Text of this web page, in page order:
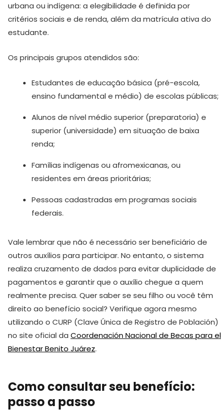
urbana ou indígena: a elegibilidade é definida por
critérios sociais e de renda, além da matrícula ativa do
estudante.
Os principais grupos atendidos são:
Estudantes de educação básica (pré-escola,
ensino fundamental e médio) de escolas públicas;
Alunos de nível médio superior (preparatoria) e
superior (universidade) em situação de baixa
renda;
Famílias indígenas ou afromexicanas, ou
residentes em áreas prioritárias;
Pessoas cadastradas em programas sociais
federais.
Vale lembrar que não é necessário ser beneficiário de
outros auxílios para participar. No entanto, o sistema
realiza cruzamento de dados para evitar duplicidade de
pagamentos e garantir que o auxílio chegue a quem
realmente precisa. Quer saber se seu filho ou você têm
direito ao benefício social? Verifique agora mesmo
utilizando o CURP (Clave Única de Registro de Población)
no site oficial da Coordenación Nacional de Becas para el
Bienestar Benito Juárez.
Como consultar seu benefício:
passo a passo